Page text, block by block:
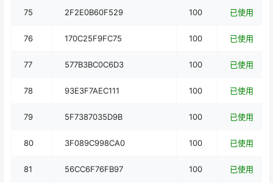
75 2F2E0B60F529 100 已使用
76 170C25F9FC75 100 已使用
77 577B3BC0C6D3 100 已使用
78 93E3F7AEC111 100 已使用
79 5F7387035D9B 100 已使用
80 3F089C998CA0 100 已使用
81 56CC6F76FB97 100 已使用